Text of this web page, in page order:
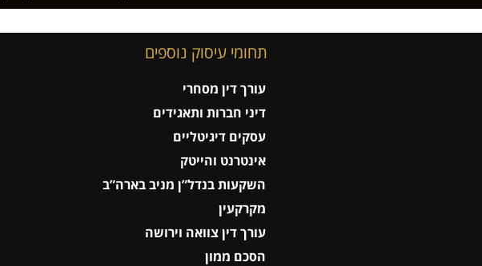
תחומי עיסוק נוספים
עורך דין מסחרי
דיני חברות ותאגידים
עסקים דיגיטליים
אינטרנט והייטק
השקעות בנדל”ן מניב בארה”ב
מקרקעין
עורך דין צוואה וירושה
הסכם ממון